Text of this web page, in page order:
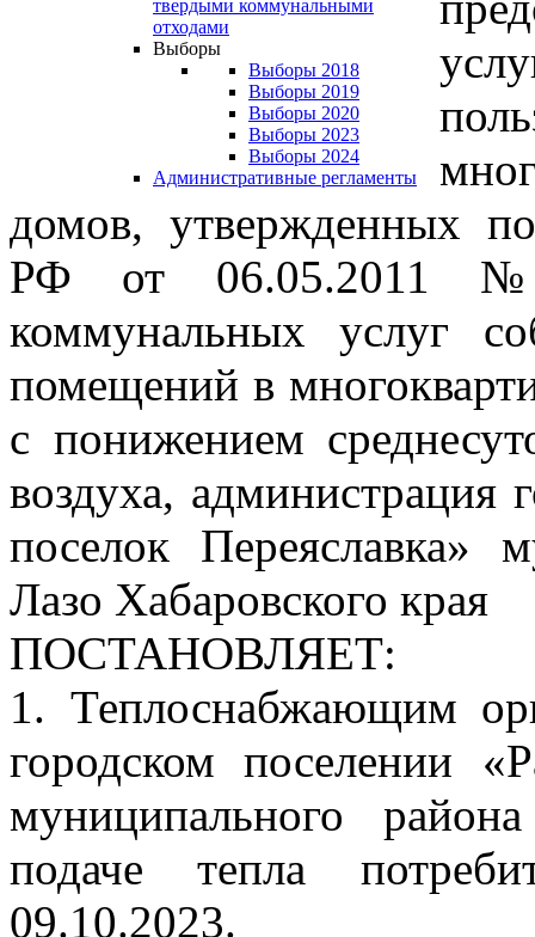
твердыми коммунальными
отходами
Выборы
Выборы 2018
Выборы 2019
Выборы 2020
Выборы 2023
Выборы 2024
Административные регламенты
домов, утвержденных
РФ от 06.05.2011 №
коммунальных услуг
помещений в
с понижением
воздуха, администрация
поселок Переяславка»
Лазо Хабаровского края
ПОСТАНОВЛЯЕТ:
1. Теплоснабжающим
городском поселении
муниципального
подаче тепла
09.10.2023.